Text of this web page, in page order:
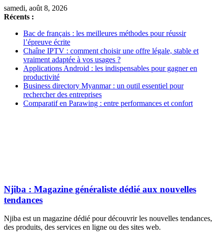
samedi, août 8, 2026
Récents :
Bac de français : les meilleures méthodes pour réussir
l’épreuve écrite
Chaîne IPTV : comment choisir une offre légale, stable et
vraiment adaptée à vos usages ?
Applications Android : les indispensables pour gagner en
productivité
Business directory Myanmar : un outil essentiel pour
rechercher des entreprises
Comparatif en Parawing : entre performances et confort
Njiba : Magazine généraliste dédié aux nouvelles
tendances
Njiba est un magazine dédié pour découvrir les nouvelles tendances,
des produits, des services en ligne ou des sites web.